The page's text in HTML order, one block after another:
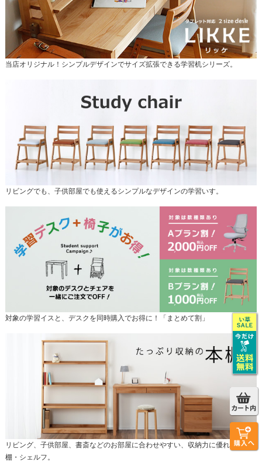
当店オリジナル！シンプルデザインでサイズ拡張できる学習机シリーズ。
リビングでも、子供部屋でも使えるシンプルなデザインの学習いす。
対象の学習イスと、デスクを同時購入でお得に！「まとめて割」
リビング、子供部屋、書斎などのお部屋に合わせやすい、収納力に優れた本
棚・シェルフ。